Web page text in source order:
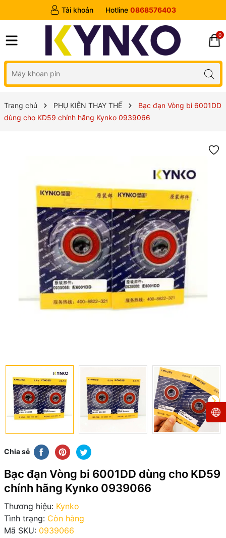
Tài khoản Hotline 0868576403
0
Trang chủ PHỤ KIỆN THAY THẾ
Bạc đạn Vòng bi 6001DD
dùng cho KD59 chính hãng Kynko 0939066
Chia sẻ
Bạc đạn Vòng bi 6001DD dùng cho KD59
chính hãng Kynko 0939066
Thương hiệu: Kynko
Tình trạng: Còn hàng
Mã SKU: 0939066